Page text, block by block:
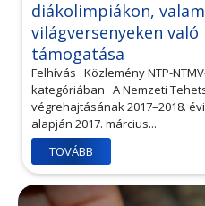
diákolimpiákon,
világversenyeken
támogatása
Felhívás Közlemény NTP-
kategóriában A Nemzeti
végrehajtásának 2017–2018.
alapján 2017. március...
TOVÁBB